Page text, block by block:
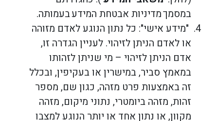
במסמךמדיניות אבטחת המידעבעמותה.
"מידע אישי": כל נתון הנוגע לאדם מזוהה
או לאדם הניתן לזיהוי. לעניין הגדרה זו,
אדם הניתן לזיהוי – מי שניתן לזהותו
במאמץ סביר, במישרין או בעקיפין, ובכלל
זה באמצעות פרט מזהה, כגון שם, מספר
זהות, מזהה ביומטרי, נתוני מיקום, מזהה
מקוון, או נתון אחד או יותר הנוגע למצבו